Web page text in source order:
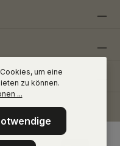
um eine
zu können.
...